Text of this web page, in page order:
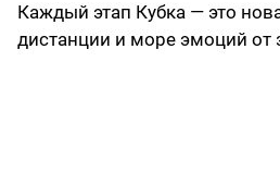
Каждый этап Кубка — это
дистанции и море эмоций от